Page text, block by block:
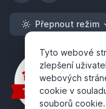
Přepnout režim
Tyto webové
zlepšení
webových
cookie v
souborů cookie.